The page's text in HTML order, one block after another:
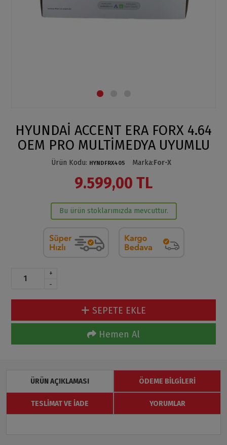
HYUNDAİ ACCENT ERA FORX 4.64
OEM PRO MULTİMEDYA UYUMLU
Ürün Kodu: HYNDFRX405 Marka:For-X
9.599,00 TL
Bu ürün stoklarımızda mevcuttur.
+
-
SEPETE EKLE
Hemen Al
ÜRÜN AÇIKLAMASI ÖDEME BILGILERI
TESLIMAT VE İADE YORUMLAR